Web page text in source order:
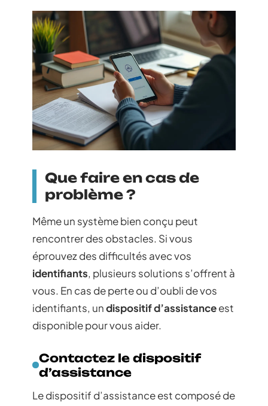
Que faire en cas de
problème ?
Même un système bien conçu peut
rencontrer des obstacles. Si vous
éprouvez des difficultés avec vos
identifiants, plusieurs solutions s’offrent à
vous. En cas de perte ou d’oubli de vos
identifiants, undispositif d’assistanceest
disponible pour vous aider.
Contactez le dispositif
d’assistance
Le dispositif d’assistance est composé de